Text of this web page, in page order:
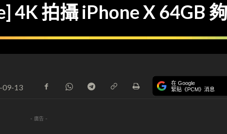
4K 拍攝 iPhone X 64GB
09-13 在 Google
緊貼《PCM》消息
- 廣告 -